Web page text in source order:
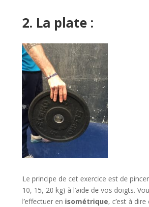
2. La plate :
Le principe de cet exercice est de
10, 15, 20 kg) à l’aide de vos doigts.
l’effectuer en isométrique, c’est à